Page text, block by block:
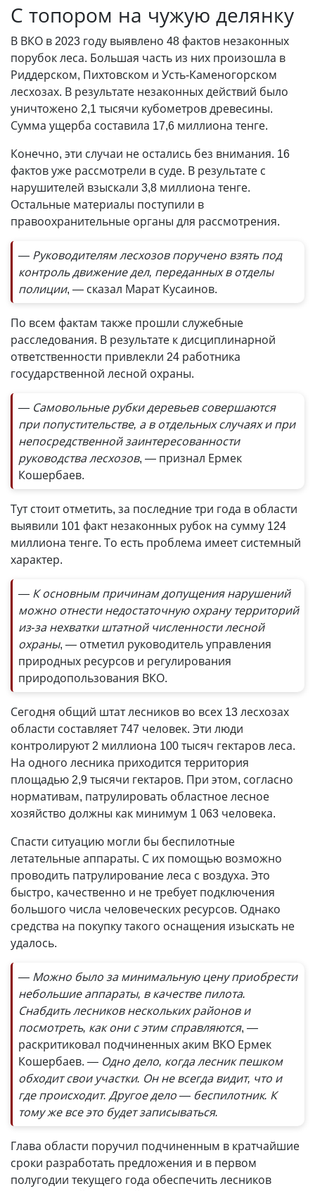
С топором на чужую делянку
В ВКО в 2023 году выявлено 48 фактов незаконных
порубок леса. Большая часть из них произошла в
Риддерском, Пихтовском и Усть-Каменогорском
лесхозах. В результате незаконных действий было
уничтожено 2,1 тысячи кубометров древесины.
Сумма ущерба составила 17,6 миллиона тенге.
Конечно, эти случаи не остались без внимания. 16
фактов уже рассмотрели в суде. В результате с
нарушителей взыскали 3,8 миллиона тенге.
Остальные материалы поступили в
правоохранительные органы для рассмотрения.
— Руководителям лесхозов поручено взять под
контроль движение дел, переданных в отделы
полиции, — сказал Марат Кусаинов.
По всем фактам также прошли служебные
расследования. В результате к дисциплинарной
ответственности привлекли 24 работника
государственной лесной охраны.
— Самовольные рубки деревьев совершаются
при попустительстве, а в отдельных случаях и при
непосредственной заинтересованности
руководства лесхозов, — признал Ермек
Кошербаев.
Тут стоит отметить, за последние три года в области
выявили 101 факт незаконных рубок на сумму 124
миллиона тенге. То есть проблема имеет системный
характер.
— К основным причинам допущения нарушений
можно отнести недостаточную охрану территорий
из-за нехватки штатной численности лесной
охраны, — отметил руководитель управления
природных ресурсов и регулирования
природопользования ВКО.
Сегодня общий штат лесников во всех 13 лесхозах
области составляет 747 человек. Эти люди
контролируют 2 миллиона 100 тысяч гектаров леса.
На одного лесника приходится территория
площадью 2,9 тысячи гектаров. При этом, согласно
нормативам, патрулировать областное лесное
хозяйство должны как минимум 1 063 человека.
Спасти ситуацию могли бы беспилотные
летательные аппараты. С их помощью возможно
проводить патрулирование леса с воздуха. Это
быстро, качественно и не требует подключения
большого числа человеческих ресурсов. Однако
средства на покупку такого оснащения изыскать не
удалось.
— Можно было за минимальную цену приобрести
небольшие аппараты, в качестве пилота.
Снабдить лесников нескольких районов и
посмотреть, как они с этим справляются, —
раскритиковал подчиненных аким ВКО Ермек
Кошербаев. — Одно дело, когда лесник пешком
обходит свои участки. Он не всегда видит, что и
где происходит. Другое дело — беспилотник. К
тому же все это будет записываться.
Глава области поручил подчиненным в кратчайшие
сроки разработать предложения и в первом
полугодии текущего года обеспечить лесников